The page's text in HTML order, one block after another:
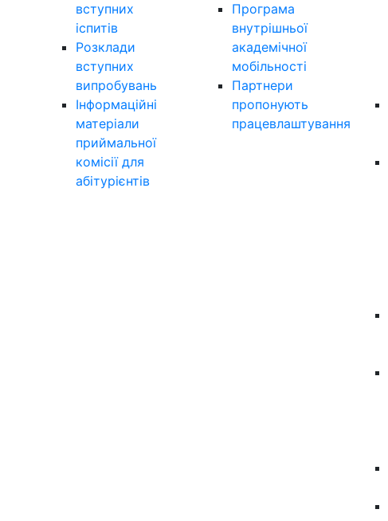
вступних
іспитів
Розклади
вступних
випробувань
Інформаційні
матеріали
приймальної
комісії для
абітурієнтів
Програма
внутрішньої
академічної
мобільності
Партнери
пропонують
працевлаштування